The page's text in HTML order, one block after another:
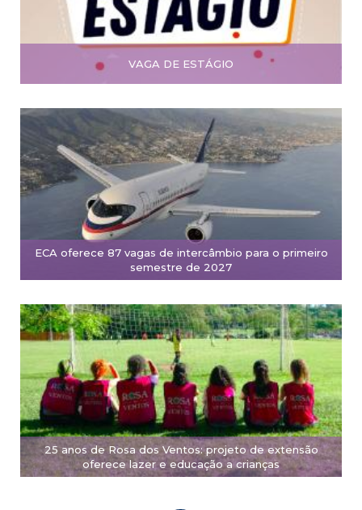
VAGA DE ESTÁGIO
ECA oferece 87 vagas de intercâmbio para o primeiro
semestre de 2027
25 anos de Rosa dos Ventos: projeto de extensão
oferece lazer e educação a crianças